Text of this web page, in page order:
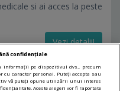
si ai acces la peste
Vezi detalii!
confidențiale
informații pe dispozitivul dvs., precum
caracter personal. Puteți accepta sau
vă puteți opune utilizării unui interes
Aceste alegeri vor fi raportate